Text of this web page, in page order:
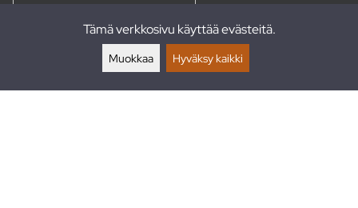
Tämä verkkosivu käyttää evästeitä.
Muokkaa Hyväksy kaikki